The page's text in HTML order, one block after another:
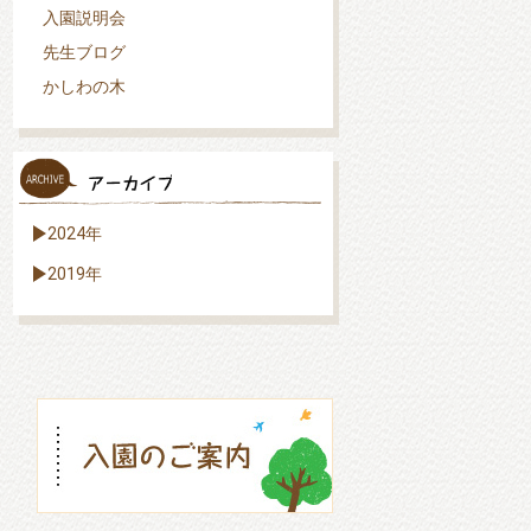
入園説明会
先生ブログ
かしわの木
2024年
2019年